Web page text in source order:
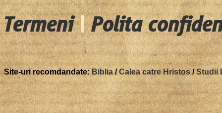
Termeni|Polita
Site-uri recomdandate:Biblia/Calea catre Hristos/Studii